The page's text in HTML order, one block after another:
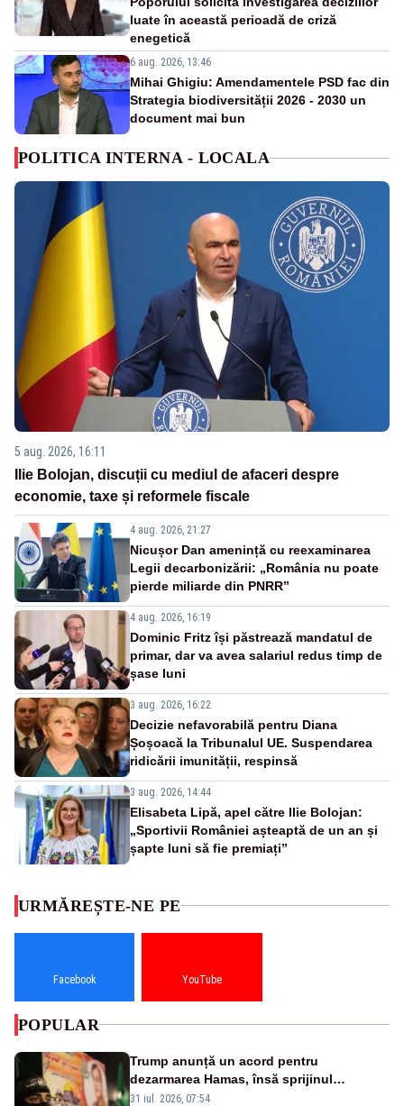
luate în această perioadă de criză
enegetică
6 aug. 2026, 13:46
Mihai Ghigiu: Amendamentele PSD fac din
Strategia biodiversității 2026 - 2030 un
document mai bun
POLITICA INTERNA - LOCALA
5 aug. 2026, 16:11
Ilie Bolojan, discuții cu mediul de afaceri despre
economie, taxe și reformele fiscale
4 aug. 2026, 21:27
Nicușor Dan amenință cu reexaminarea
Legii decarbonizării: „România nu poate
pierde miliarde din PNRR”
4 aug. 2026, 16:19
Dominic Fritz își păstrează mandatul de
primar, dar va avea salariul redus timp de
șase luni
3 aug. 2026, 16:22
Decizie nefavorabilă pentru Diana
Șoșoacă la Tribunalul UE. Suspendarea
ridicării imunității, respinsă
3 aug. 2026, 14:44
Elisabeta Lipă, apel către Ilie Bolojan:
„Sportivii României așteaptă de un an și
șapte luni să fie premiați”
URMĂREȘTE-NE PE
Facebook YouTube
POPULAR
Trump anunță un acord pentru
dezarmarea Hamas, însă sprijinul
Israelului rămâne incert
31 iul. 2026, 07:54